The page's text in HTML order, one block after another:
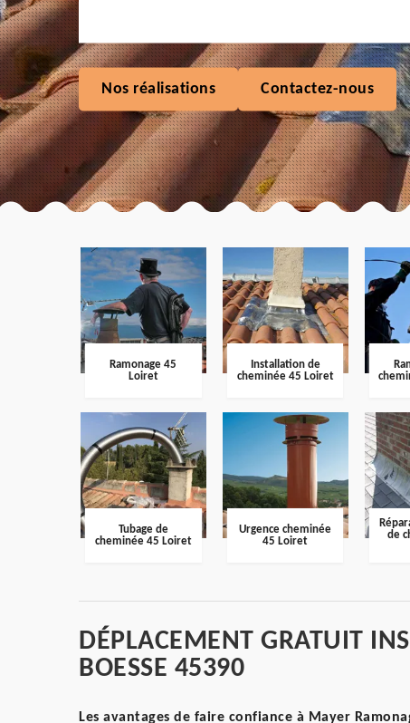
Nos réalisations Contactez-nous
Ramonage 45
Loiret
Installation de
cheminée 45 Loiret
Tubage de
cheminée 45 Loiret
Urgence cheminée
45 Loiret
de
DÉPLACEMENT GRATUIT
BOESSE 45390
Les avantages de faire confiance à Mayer